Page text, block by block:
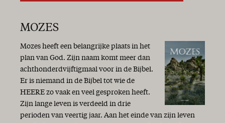
MOZES
Mozes heeft een belangrijke plaats in het
plan van God. Zijn naam komt meer dan
achthonderdvijftigmaal voor in de Bijbel.
Er is niemand in de Bijbel tot wie de
HEERE zo vaak en veel gesproken heeft.
Zijn lange leven is verdeeld in drie
perioden van veertig jaar. Aan het einde van zijn leven